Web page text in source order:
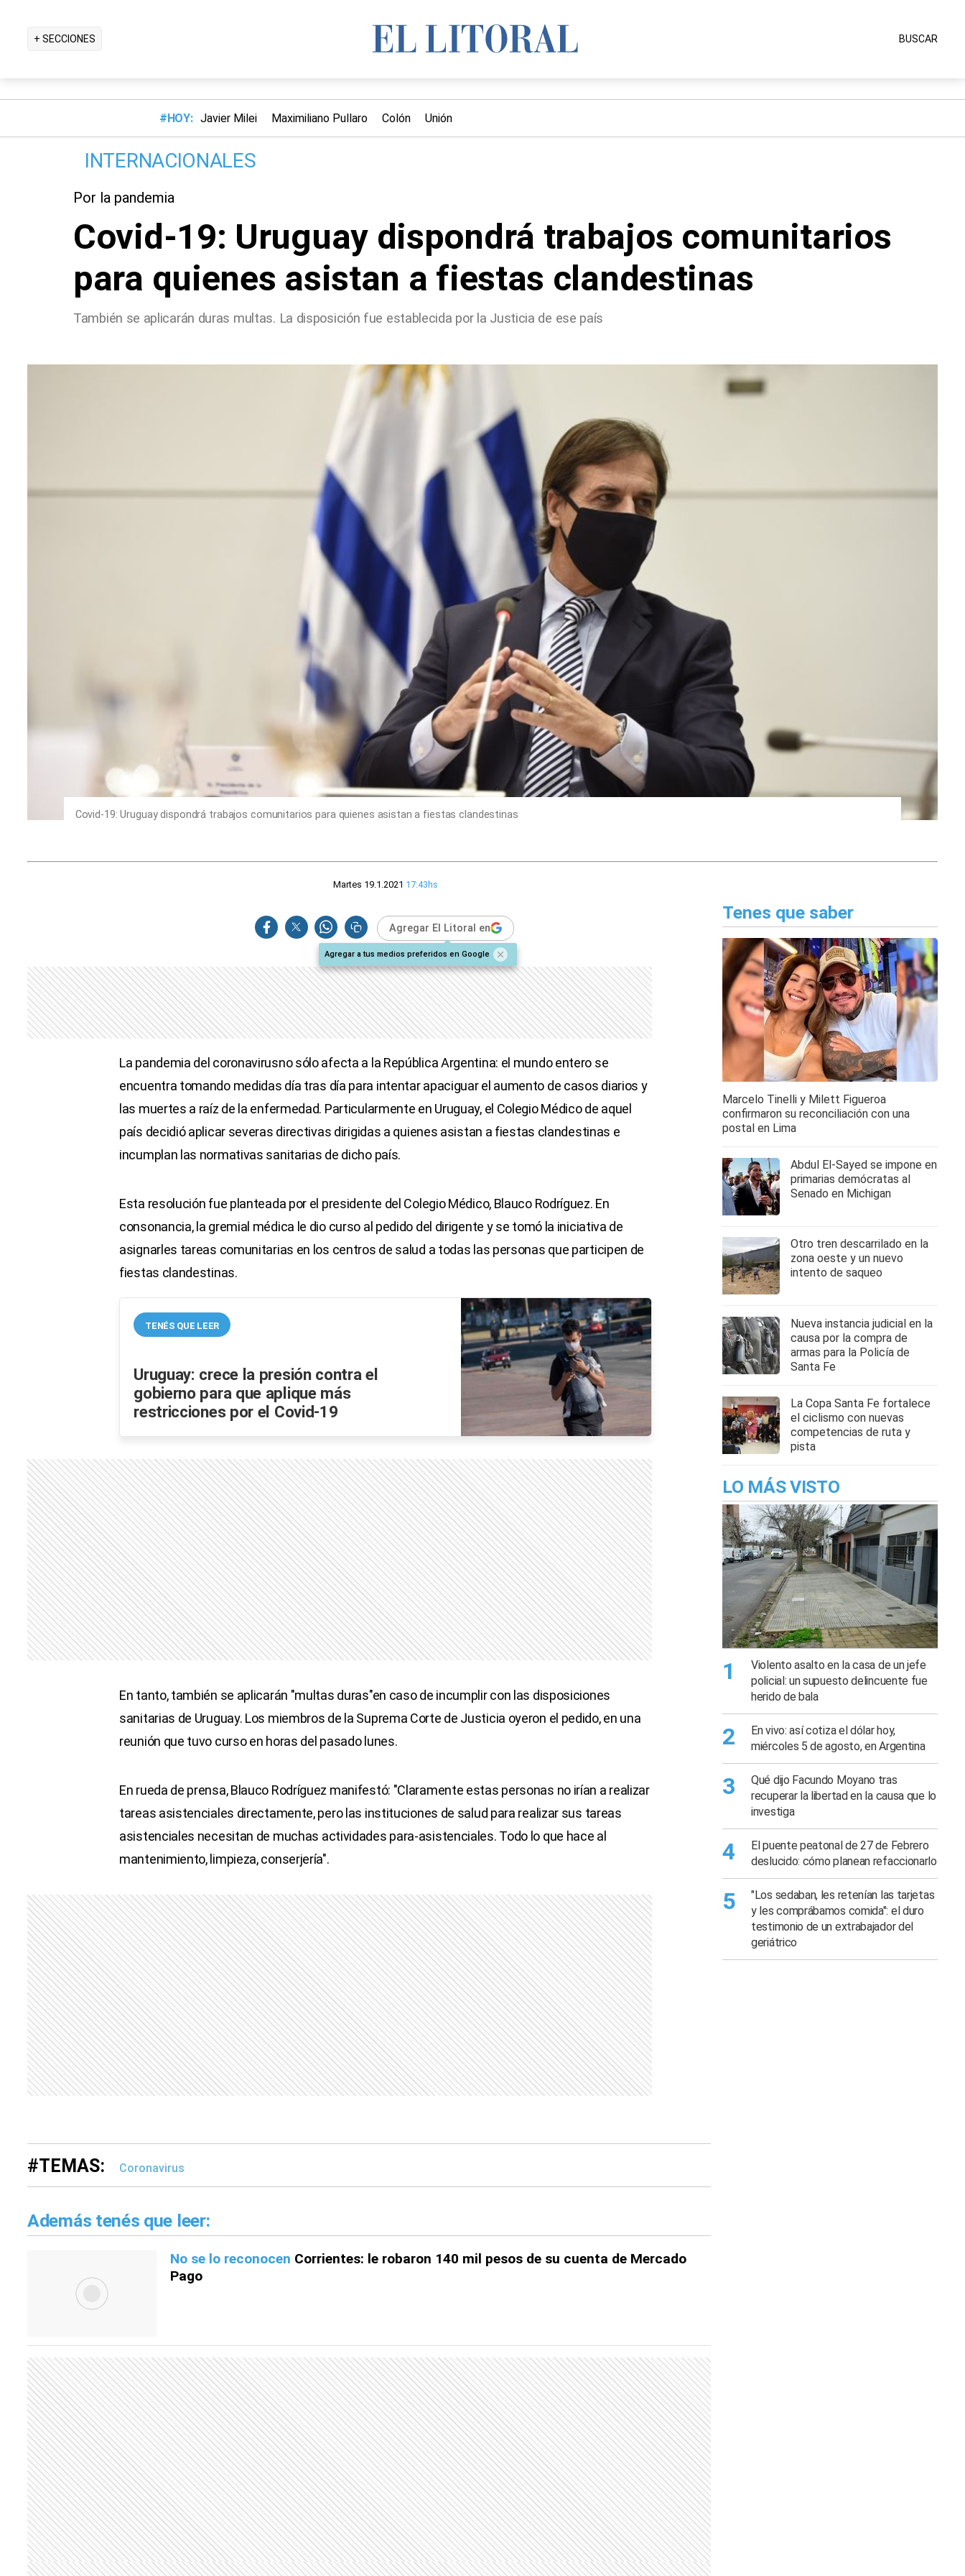
+ SECCIONES BUSCAR
#HOY: Javier Milei Maximiliano Pullaro Colón Unión
INTERNACIONALES
Por la pandemia
Covid-19: Uruguay dispondrá trabajos comunitarios
para quienes asistan a fiestas clandestinas
También se aplicarán duras multas. La disposición fue establecida por la Justicia de ese país
Covid-19: Uruguay dispondrá trabajos comunitarios para quienes asistan a fiestas clandestinas
Martes 19.1.2021 17:43hs
Agregar El Litoral en
Agregar a tus medios preferidos en Google
La pandemia del coronavirusno sólo afecta a la República Argentina: el mundo entero se
encuentra tomando medidas día tras día para intentar apaciguar el aumento de casos diarios y
las muertes a raíz de la enfermedad. Particularmente en Uruguay, el Colegio Médico de aquel
país decidió aplicar severas directivas dirigidas a quienes asistan a fiestas clandestinas e
incumplan las normativas sanitarias de dicho país.
Esta resolución fue planteada por el presidente del Colegio Médico, Blauco Rodríguez. En
consonancia, la gremial médica le dio curso al pedido del dirigente y se tomó la iniciativa de
asignarles tareas comunitarias en los centros de salud a todas las personas que participen de
fiestas clandestinas.
TENÉS QUE LEER
Uruguay: crece la presión contra el
gobierno para que aplique más
restricciones por el Covid-19
En tanto, también se aplicarán "multas duras"en caso de incumplir con las disposiciones
sanitarias de Uruguay. Los miembros de la Suprema Corte de Justicia oyeron el pedido, en una
reunión que tuvo curso en horas del pasado lunes.
En rueda de prensa, Blauco Rodríguez manifestó: "Claramente estas personas no irían a realizar
tareas asistenciales directamente, pero las instituciones de salud para realizar sus tareas
asistenciales necesitan de muchas actividades para-asistenciales. Todo lo que hace al
mantenimiento, limpieza, conserjería".
#TEMAS: Coronavirus
Además tenés que leer:
No se lo reconocen Corrientes: le robaron 140 mil pesos de su cuenta de Mercado
Pago
Tenes que saber
Marcelo Tinelli y Milett Figueroa
confirmaron su reconciliación con una
postal en Lima
Abdul El-Sayed se impone en
primarias demócratas al
Senado en Michigan
Otro tren descarrilado en la
zona oeste y un nuevo
intento de saqueo
Nueva instancia judicial en la
causa por la compra de
armas para la Policía de
Santa Fe
La Copa Santa Fe fortalece
el ciclismo con nuevas
competencias de ruta y
pista
LO MÁS VISTO
1
Violento asalto en la casa de un jefe
policial: un supuesto delincuente fue
herido de bala
2
En vivo: así cotiza el dólar hoy,
miércoles 5 de agosto, en Argentina
3
Qué dijo Facundo Moyano tras
recuperar la libertad en la causa que lo
investiga
4
El puente peatonal de 27 de Febrero
deslucido: cómo planean refaccionarlo
5
"Los sedaban, les retenían las tarjetas
y les comprábamos comida": el duro
testimonio de un extrabajador del
geriátrico